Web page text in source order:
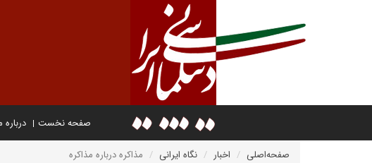
صفحه نخست درباره
صفحه‌اصلی اخبار نگاه ایرانی مذاکره درباره مذاکره